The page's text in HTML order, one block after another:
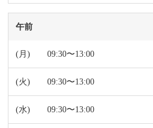
午前
09:30〜13:00
09:30〜13:00
09:30〜13:00